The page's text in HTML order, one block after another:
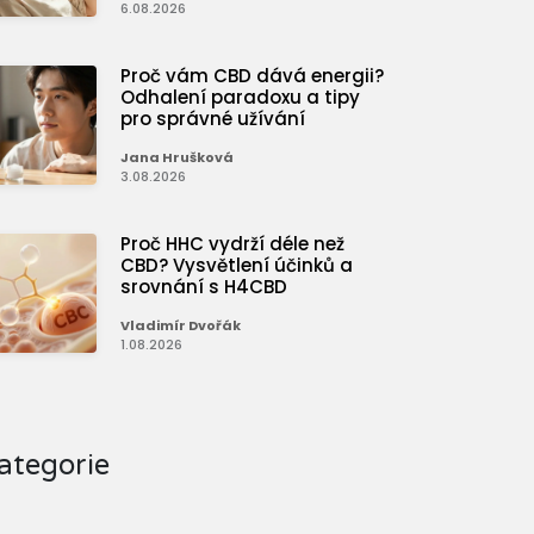
6.08.2026
Proč vám CBD dává energii?
Odhalení paradoxu a tipy
pro správné užívání
Jana Hrušková
3.08.2026
Proč HHC vydrží déle než
CBD? Vysvětlení účinků a
srovnání s H4CBD
Vladimír Dvořák
1.08.2026